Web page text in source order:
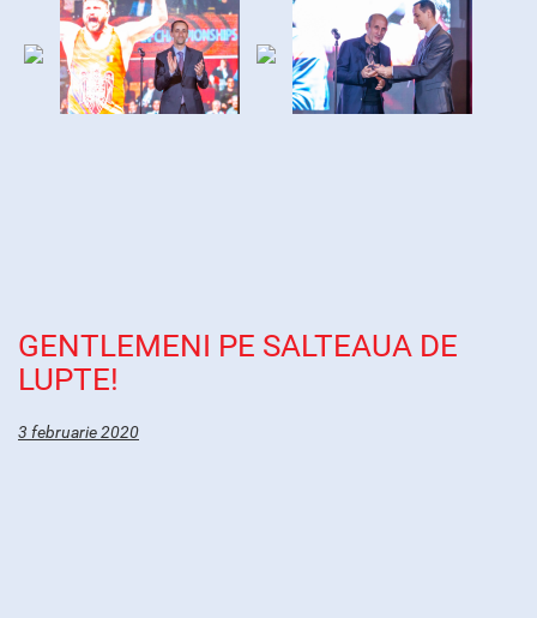
GENTLEMENI PE SALTEAUA DE
LUPTE!
3 februarie 2020